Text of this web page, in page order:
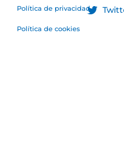
Política de privacidad
Política de cookies